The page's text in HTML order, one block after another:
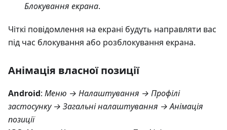
Блокування екрана.
Чіткі повідомлення на екрані будуть направляти вас
під час блокування або розблокування екрана.
Анімація власної позиції
Android: Меню → Налаштування → Профілі
застосунку → Загальні налаштування → Анімація
позиції